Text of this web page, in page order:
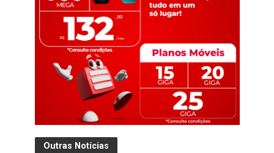
Outras Notícias